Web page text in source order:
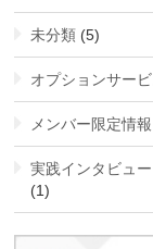
未分類 (5)
オプションサー
メンバー限定情報
実践インタビュ
(1)